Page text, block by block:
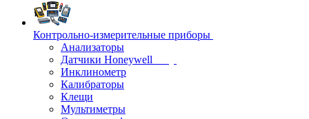
Контрольно-измерительные приборы
Анализаторы
Датчики Honeywell
Инклинометр
Калибраторы
Клещи
Мультиметры